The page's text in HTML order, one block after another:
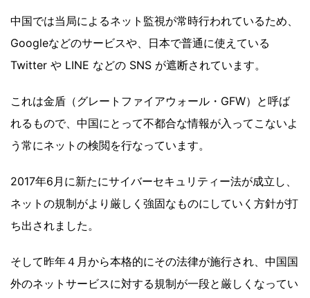
中国では当局によるネット監視が常時行われているため、
Googleなどのサービスや、日本で普通に使えている
Twitter や LINE などの SNS が遮断されています。
これは金盾（グレートファイアウォール・GFW）と呼ば
れるもので、中国にとって不都合な情報が入ってこないよ
う常にネットの検閲を行なっています。
2017年6月に新たにサイバーセキュリティー法が成立し、
ネットの規制がより厳しく強固なものにしていく方針が打
ち出されました。
そして昨年４月から本格的にその法律が施行され、中国国
外のネットサービスに対する規制が一段と厳しくなってい